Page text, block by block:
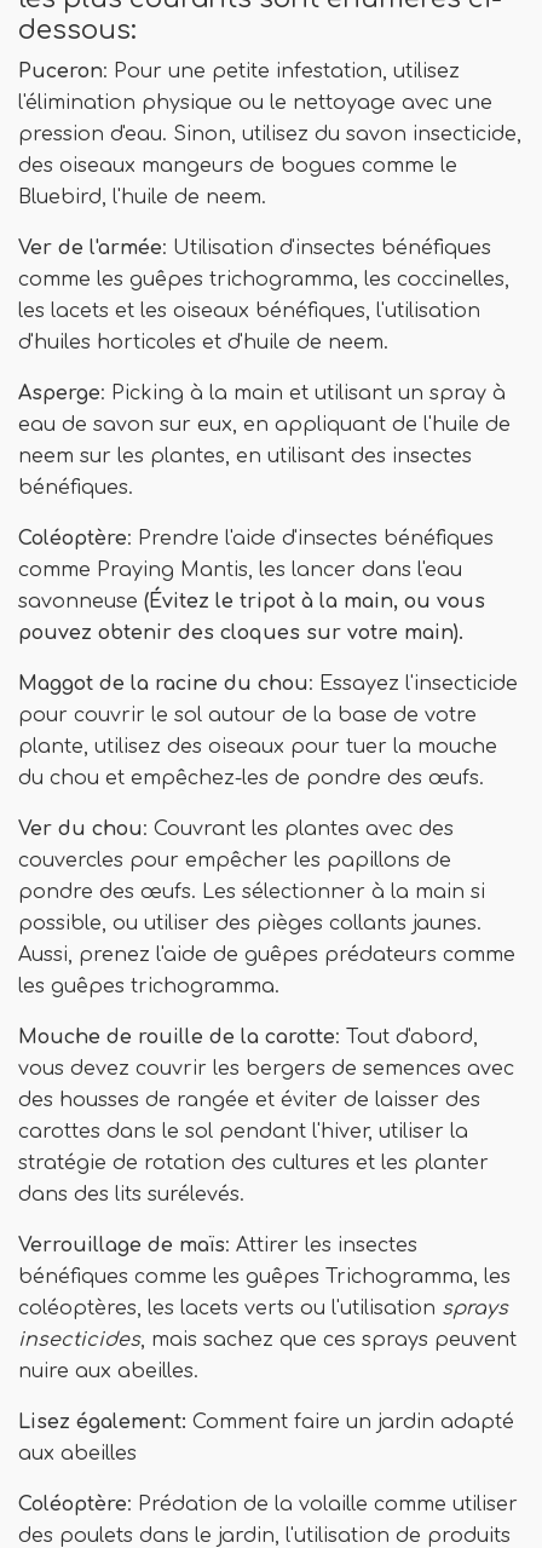
dessous:
Puceron: Pour une petite infestation, utilisez
l'élimination physique ou le nettoyage avec une
pression d'eau. Sinon, utilisez du savon insecticide,
des oiseaux mangeurs de bogues comme le
Bluebird, l'huile de neem.
Ver de l'armée: Utilisation d'insectes bénéfiques
comme les guêpes trichogramma, les coccinelles,
les lacets et les oiseaux bénéfiques, l'utilisation
d'huiles horticoles et d'huile de neem.
Asperge: Picking à la main et utilisant un spray à
eau de savon sur eux, en appliquant de l'huile de
neem sur les plantes, en utilisant des insectes
bénéfiques.
Coléoptère: Prendre l'aide d'insectes bénéfiques
comme Praying Mantis, les lancer dans l'eau
savonneuse (Évitez le tripot à la main, ou vous
pouvez obtenir des cloques sur votre main).
Maggot de la racine du chou: Essayez l'insecticide
pour couvrir le sol autour de la base de votre
plante, utilisez des oiseaux pour tuer la mouche
du chou et empêchez-les de pondre des œufs.
Ver du chou: Couvrant les plantes avec des
couvercles pour empêcher les papillons de
pondre des œufs. Les sélectionner à la main si
possible, ou utiliser des pièges collants jaunes.
Aussi, prenez l'aide de guêpes prédateurs comme
les guêpes trichogramma.
Mouche de rouille de la carotte: Tout d'abord,
vous devez couvrir les bergers de semences avec
des housses de rangée et éviter de laisser des
carottes dans le sol pendant l'hiver, utiliser la
stratégie de rotation des cultures et les planter
dans des lits surélevés.
Verrouillage de maïs: Attirer les insectes
bénéfiques comme les guêpes Trichogramma, les
coléoptères, les lacets verts ou l'utilisation sprays
insecticides, mais sachez que ces sprays peuvent
nuire aux abeilles.
Lisez également: Comment faire un jardin adapté
aux abeilles
Coléoptère: Prédation de la volaille comme utiliser
des poulets dans le jardin, l'utilisation de produits